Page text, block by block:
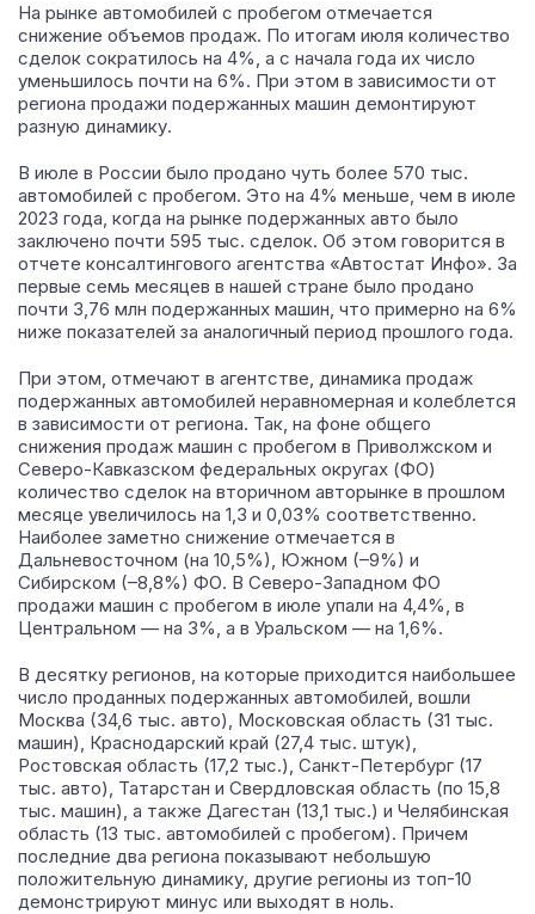
На рынке автомобилей с пробегом отмечается
снижение объемов продаж. По итогам июля количество
сделок сократилось на 4%, а с начала года их число
уменьшилось почти на 6%. При этом в зависимости от
региона продажи подержанных машин демонтируют
разную динамику.
В июле в России было продано чуть более 570 тыс.
автомобилей с пробегом. Это на 4% меньше, чем в июле
2023 года, когда на рынке подержанных авто было
заключено почти 595 тыс. сделок. Об этом говорится в
отчете консалтингового агентства «Автостат Инфо». За
первые семь месяцев в нашей стране было продано
почти 3,76 млн подержанных машин, что примерно на 6%
ниже показателей за аналогичный период прошлого года.
При этом, отмечают в агентстве, динамика продаж
подержанных автомобилей неравномерная и колеблется
в зависимости от региона. Так, на фоне общего
снижения продаж машин с пробегом в Приволжском и
Северо-Кавказском федеральных округах (ФО)
количество сделок на вторичном авторынке в прошлом
месяце увеличилось на 1,3 и 0,03% соответственно.
Наиболее заметно снижение отмечается в
Дальневосточном (на 10,5%), Южном (–9%) и
Сибирском (–8,8%) ФО. В Северо-Западном ФО
продажи машин с пробегом в июле упали на 4,4%, в
Центральном — на 3%, а в Уральском — на 1,6%.
В десятку регионов, на которые приходится наибольшее
число проданных подержанных автомобилей, вошли
Москва (34,6 тыс. авто), Московская область (31 тыс.
машин), Краснодарский край (27,4 тыс. штук),
Ростовская область (17,2 тыс.), Санкт-Петербург (17
тыс. авто), Татарстан и Свердловская область (по 15,8
тыс. машин), а также Дагестан (13,1 тыс.) и Челябинская
область (13 тыс. автомобилей с пробегом). Причем
последние два региона показывают небольшую
положительную динамику, другие регионы из топ-10
демонстрируют минус или выходят в ноль.